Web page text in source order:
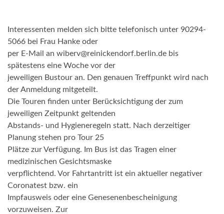
Interessenten melden sich bitte telefonisch unter 90294-
5066 bei Frau Hanke oder
per E-Mail an wiberv@reinickendorf.berlin.de bis
spätestens eine Woche vor der
jeweiligen Bustour an. Den genauen Treffpunkt wird nach
der Anmeldung mitgeteilt.
Die Touren finden unter Berücksichtigung der zum
jeweiligen Zeitpunkt geltenden
Abstands- und Hygieneregeln statt. Nach derzeitiger
Planung stehen pro Tour 25
Plätze zur Verfügung. Im Bus ist das Tragen einer
medizinischen Gesichtsmaske
verpflichtend. Vor Fahrtantritt ist ein aktueller negativer
Coronatest bzw. ein
Impfausweis oder eine Genesenenbescheinigung
vorzuweisen. Zur